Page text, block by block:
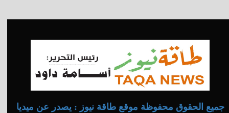
جميع الحقوق محفوظة موقع طاقة نيوز : يصدر عن ميديا